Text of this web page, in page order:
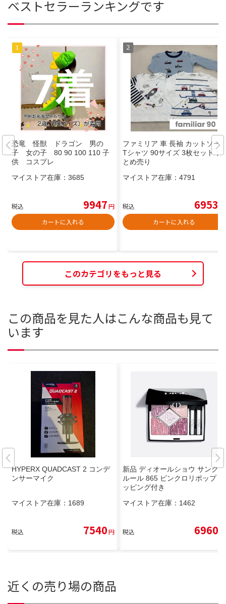
ベストセラーランキングです
恐竜 怪獣 ドラゴン 男の
子 女の子 80 90 100 110 子
供 コスプレ
マイストア在庫： 3685
税込 9947円
カートに入れる
ファミリア 車 長袖 カットソー
Tシャツ 90サイズ 3枚セット ま
とめ売り
マイストア在庫： 4791
税込 6953
カートに入れる
このカテゴリをもっと見る
この商品を見た人はこんな商品も見て
います
HYPERX QUADCAST 2 コンデ
ンサーマイク
マイストア在庫： 1689
税込 7540円
新品 ディオールショウ サンクク
ルール 865 ピンクロリポップ ラ
ッピング付き
マイストア在庫： 1462
税込 6960
近くの売り場の商品